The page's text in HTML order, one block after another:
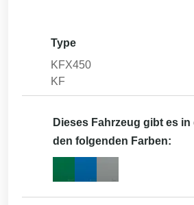
Type
KFX450
KF
Dieses Fahrzeug gibt es in
den folgenden Farben: